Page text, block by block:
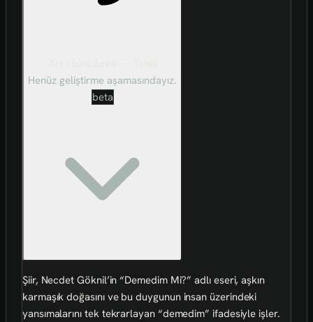
Henüz geliştirme aşamasındayız.
beta
Şiir, Necdet Göknil’in “Demedim Mi?” adlı eseri, aşkın
karmaşık doğasını ve bu duygunun insan üzerindeki
yansımalarını tek tekrarlayan “demedim” ifadesiyle işler.